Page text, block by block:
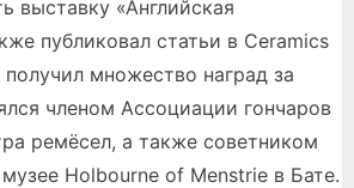
выставку «Английская
публиковал статьи в Ceramics
множество наград за
членом Ассоциации гончаров
ремёсел, а также советником
Holbourne of Menstrie в Бате.